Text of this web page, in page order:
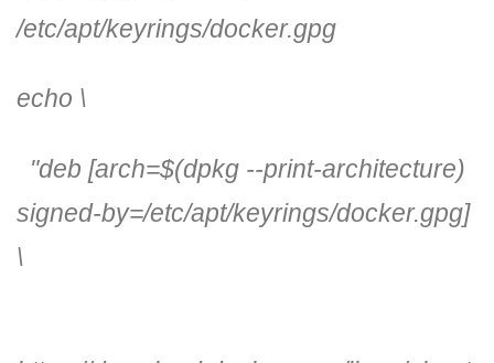
/etc/apt/keyrings/docker.gpg
echo \
"deb [arch=$(dpkg --print-architecture)
signed-by=/etc/apt/keyrings/docker.gpg]
\